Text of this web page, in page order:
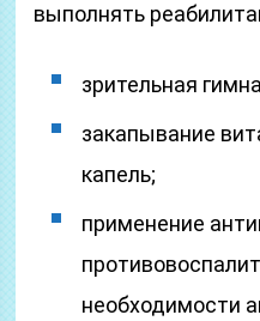
выполнять
зрительная
закапывание
капель;
применение
необходимости